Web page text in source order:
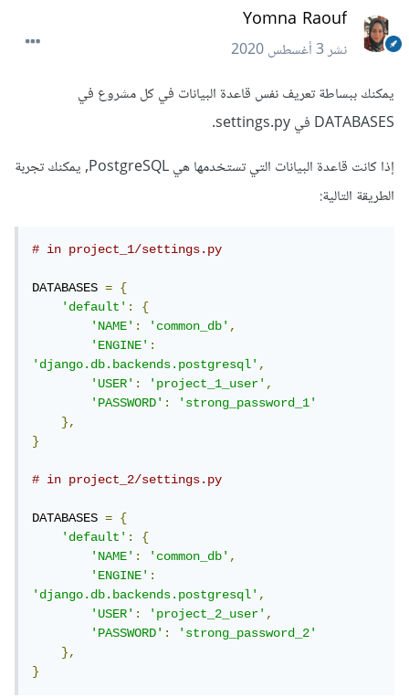
Yomna Raouf
نشر3 أغسطس 2020
يمكنك ببساطة تعريف نفس قاعدة البيانات في كل مشروع في
DATABASES في settings.py.
إذا كانت قاعدة البيانات التي تستخدمها هي PostgreSQL, يمكنك تجربة
الطريقة التالية:
# in project_1/settings.py
DATABASES =
{
'default':
{
'NAME': 'common_db',
'ENGINE':
'django.db.backends.postgresql',
'USER': 'project_1_user',
'PASSWORD':
'strong_password_1'
},
}
# in project_2/settings.py
DATABASES =
{
'default':
{
'NAME': 'common_db',
'ENGINE':
'django.db.backends.postgresql',
'USER': 'project_2_user',
'PASSWORD':
'strong_password_2'
},
}